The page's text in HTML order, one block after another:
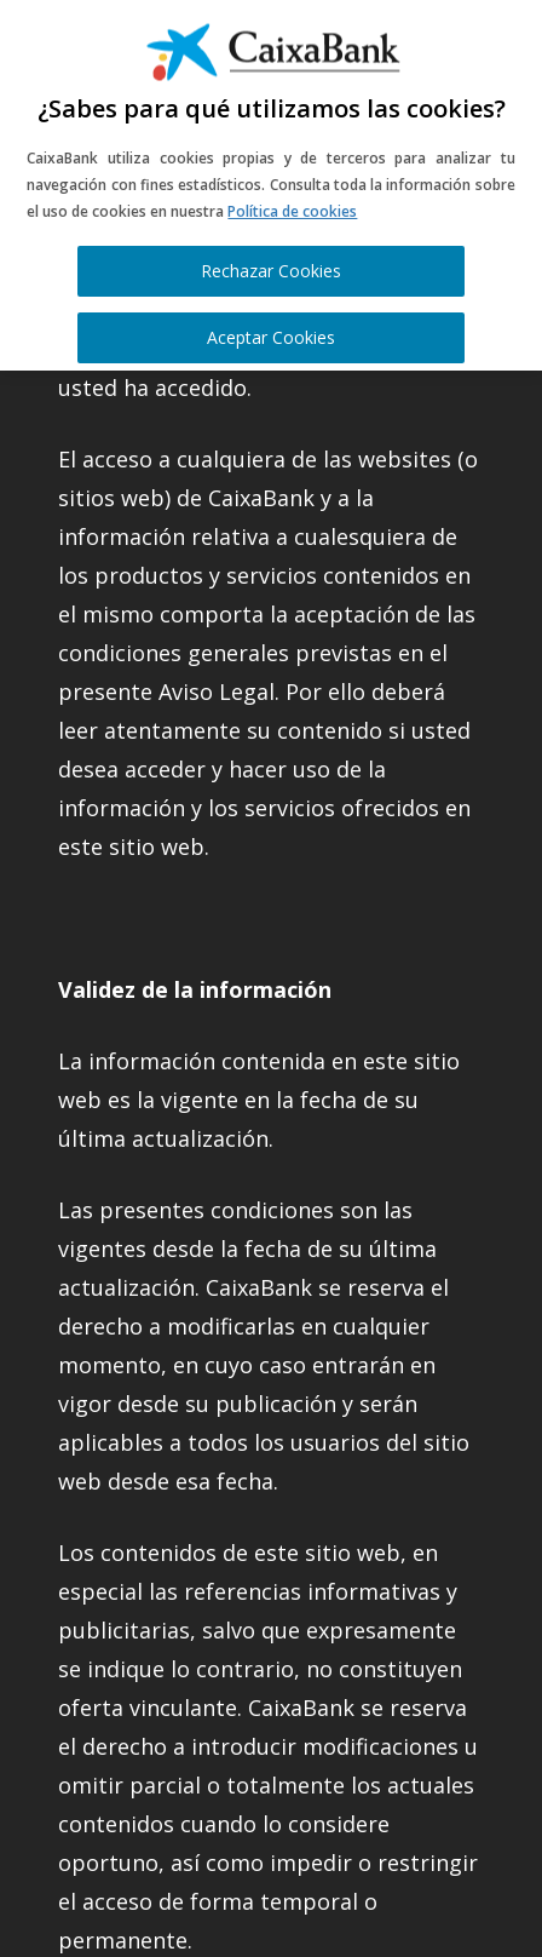
¿Sabes para qué utilizamos las cookies?
CaixaBank utiliza cookies propias y de terceros para analizar tu
navegación con fines estadísticos. Consulta toda la información sobre
el uso de cookies en nuestraPolítica de cookies
Rechazar Cookies
Aceptar Cookies
Información legal
del portal web
CaixaBank, S.A. (en adelante CaixaBank)
es la entidad titular del website al que
usted ha accedido.
El acceso a cualquiera de las websites (o
sitios web) de CaixaBank y a la
información relativa a cualesquiera de
los productos y servicios contenidos en
el mismo comporta la aceptación de las
condiciones generales previstas en el
presente Aviso Legal. Por ello deberá
leer atentamente su contenido si usted
desea acceder y hacer uso de la
información y los servicios ofrecidos en
este sitio web.
Validez de la información
La información contenida en este sitio
web es la vigente en la fecha de su
última actualización.
Las presentes condiciones son las
vigentes desde la fecha de su última
actualización. CaixaBank se reserva el
derecho a modificarlas en cualquier
momento, en cuyo caso entrarán en
vigor desde su publicación y serán
aplicables a todos los usuarios del sitio
web desde esa fecha.
Los contenidos de este sitio web, en
especial las referencias informativas y
publicitarias, salvo que expresamente
se indique lo contrario, no constituyen
oferta vinculante. CaixaBank se reserva
el derecho a introducir modificaciones u
omitir parcial o totalmente los actuales
contenidos cuando lo considere
oportuno, así como impedir o restringir
el acceso de forma temporal o
permanente.